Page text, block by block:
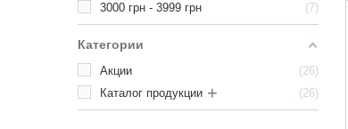
3000 грн - 3999 грн
7
Категории
Акции
26
Каталог продукции + 26